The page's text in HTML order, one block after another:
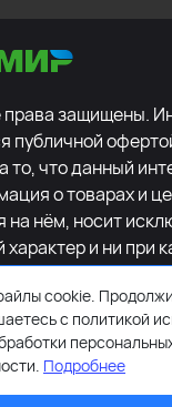
защищены.
публичной
то, что данный
о товарах и
на нём, носит
и ни при
офертой,
437
Для
и стоимости
пожалуйста,
cookie.
с политикой
Подробнее